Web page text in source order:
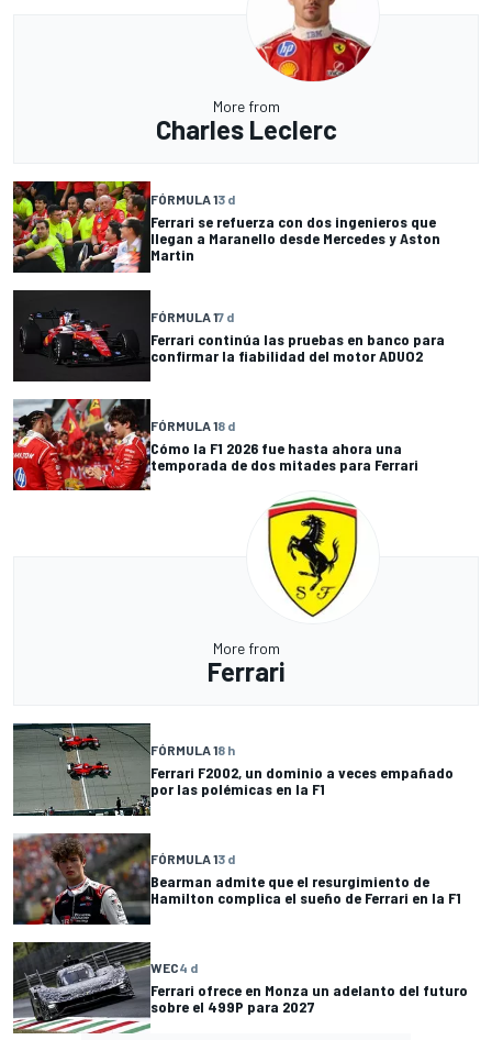
More from
Charles Leclerc
FÓRMULA 13 d
Ferrari se refuerza con dos ingenieros que
llegan a Maranello desde Mercedes y Aston
Martin
FÓRMULA 17 d
Ferrari continúa las pruebas en banco para
confirmar la fiabilidad del motor ADUO2
FÓRMULA 18 d
Cómo la F1 2026 fue hasta ahora una
temporada de dos mitades para Ferrari
More from
Ferrari
FÓRMULA 18 h
Ferrari F2002, un dominio a veces empañado
por las polémicas en la F1
FÓRMULA 13 d
Bearman admite que el resurgimiento de
Hamilton complica el sueño de Ferrari en la F1
WEC4 d
Ferrari ofrece en Monza un adelanto del futuro
sobre el 499P para 2027